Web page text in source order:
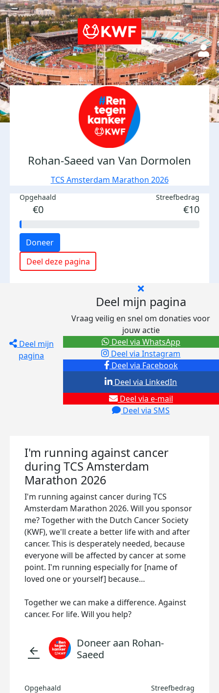
Rohan-Saeed van Van Dormolen
TCS Amsterdam Marathon 2026
Opgehaald
€0
Streefbedrag
€10
Doneer
Deel deze pagina
Deel mijn
pagina
Deel mijn pagina
Vraag veilig en snel om donaties voor
jouw actie
Deel via Facebook
Deel via Instagram
Deel via e-mail
Deel via SMS
Deel via LinkedIn
Deel via WhatsApp
I'm running against cancer
during TCS Amsterdam
Marathon 2026
I'm running against cancer during TCS
Amsterdam Marathon 2026. Will you sponsor
me? Together with the Dutch Cancer Society
(KWF), we'll create a better life with and after
cancer. This is desperately needed, because
everyone will be affected by cancer at some
point. I'm running especially for [name of
loved one or yourself] because…
Together we can make a difference. Against
cancer. For life. Will you help?
arrow_back
Doneer aan Rohan-
Saeed
Opgehaald Streefbedrag